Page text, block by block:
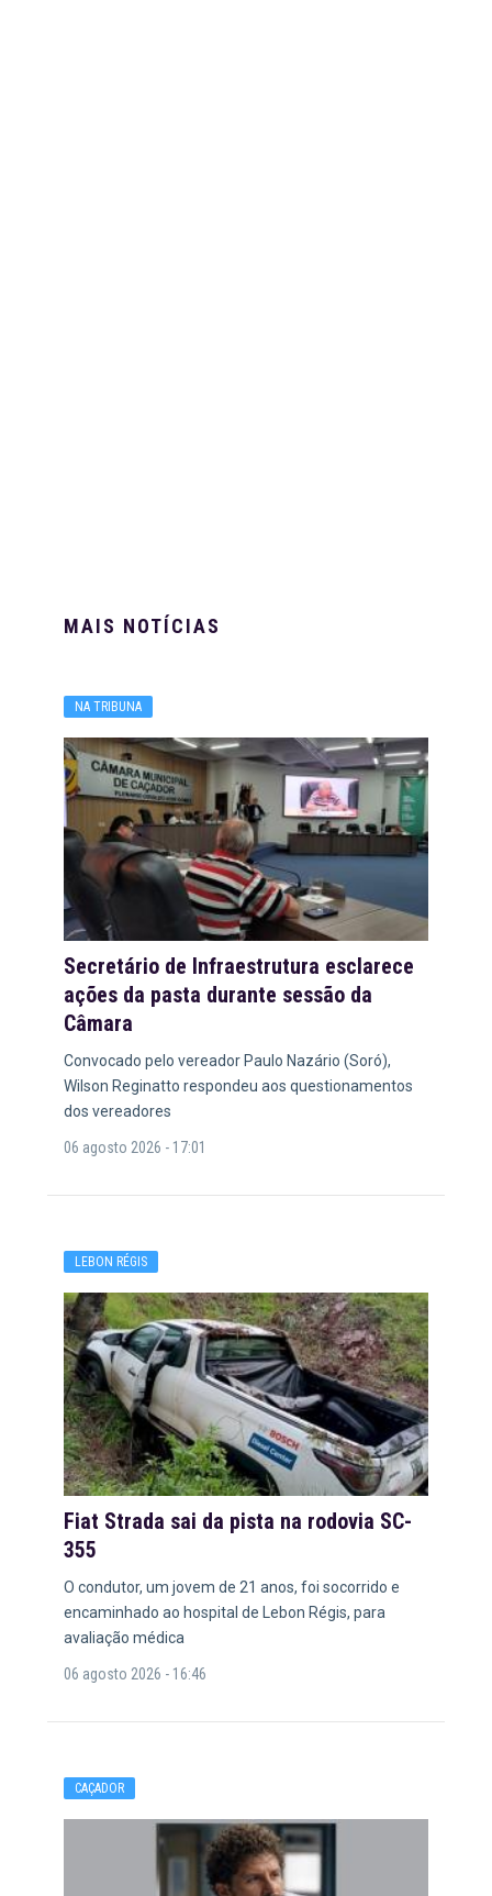
MAIS NOTÍCIAS
NA TRIBUNA
Secretário de Infraestrutura esclarece
ações da pasta durante sessão da
Câmara
Convocado pelo vereador Paulo Nazário (Soró),
Wilson Reginatto respondeu aos questionamentos
dos vereadores
06 agosto 2026 - 17:01
LEBON RÉGIS
Fiat Strada sai da pista na rodovia SC-
355
O condutor, um jovem de 21 anos, foi socorrido e
encaminhado ao hospital de Lebon Régis, para
avaliação médica
06 agosto 2026 - 16:46
CAÇADOR